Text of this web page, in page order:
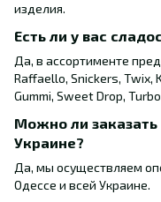
изделия.
Есть ли у вас
Да, в ассортименте
Raffaello, Snickers, Twix,
Gummi, Sweet Drop,
Можно ли заказать
Украине?
Да, мы осуществляем
Одессе и всей Украине.